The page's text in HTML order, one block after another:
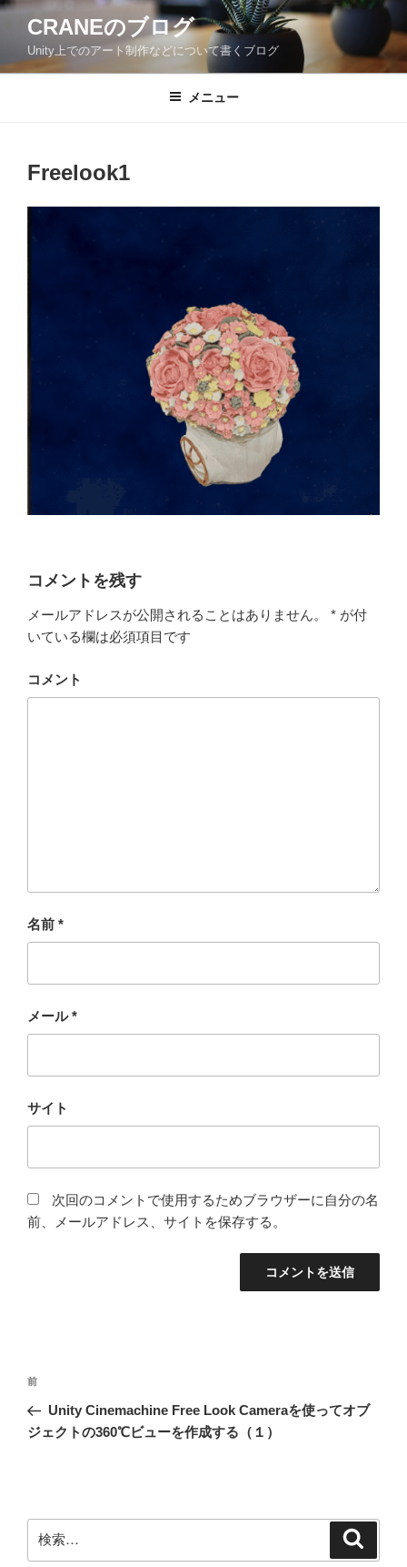
コ
ン
CRANEのブログ
Unity上でのアート制作などについて書くブログ
メニュー
Freelook1
コメントを残す
メールアドレスが公開されることはありません。 * が付
いている欄は必須項目です
コメント
名前 *
メール*
サイト
次回のコメントで使用するためブラウザーに自分の名
前、メールアドレス、サイトを保存する。
投
ナ
シ
ョ
前
の
投
前
Unity Cinemachine Free Look Cameraを使ってオブ
ジェクトの360℃ビューを作成する（１）
検
索: